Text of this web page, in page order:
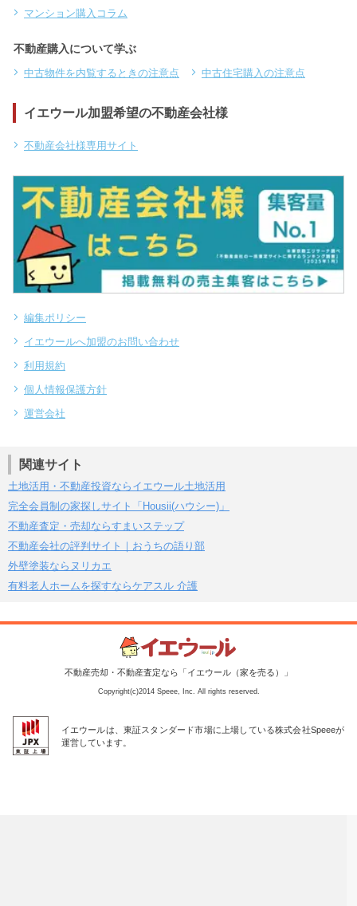
マンション購入コラム
不動産購入について学ぶ
中古物件を内覧するときの注意点 中古住宅購入の注意点
イエウール加盟希望の不動産会社様
不動産会社様専用サイト
編集ポリシー
イエウールへ加盟のお問い合わせ
利用規約
個人情報保護方針
運営会社
関連サイト
土地活用・不動産投資ならイエウール土地活用
完全会員制の家探しサイト「Housii(ハウシー)」
不動産査定・売却ならすまいステップ
不動産会社の評判サイト｜おうちの語り部
外壁塗装ならヌリカエ
有料老人ホームを探すならケアスル 介護
不動産売却・不動産査定なら「イエウール（家を売る）」
Copyright(c)2014 Speee, Inc. All rights reserved.
イエウールは、東証スタンダード市場に上場している株式会社Speeeが
運営しています。